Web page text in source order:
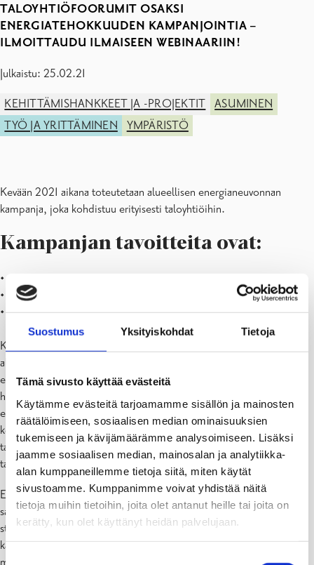
Suostumus Yksityiskohdat Tietoja
Tämä sivusto käyttää evästeitä
Käytämme evästeitä tarjoamamme sisällön ja mainosten
räätälöimiseen, sosiaalisen median ominaisuuksien
tukemiseen ja kävijämäärämme analysoimiseen. Lisäksi
jaamme sosiaalisen median, mainosalan ja analytiikka-
alan kumppaneillemme tietoja siitä, miten käytät
sivustoamme. Kumppanimme voivat yhdistää näitä
tietoja muihin tietoihin, joita olet antanut heille tai joita on
kerätty, kun olet käyttänyt heidän palvelujaan.
Suostumuksen
TALOYHTIÖFOORUMIT OSAKSI
ENERGIATEHOKKUUDEN KAMPANJOINTIA –
ILMOITTAUDU ILMAISEEN WEBINAARIIN!
Julkaistu: 25.02.21
KEHITTÄMISHANKKEET JA -PROJEKTIT
ASUMINEN
TYÖ JA YRITTÄMINEN
YMPÄRISTÖ
Kevään 2021 aikana toteutetaan alueellisen energianeuvonnan
kampanja, joka kohdistuu erityisesti taloyhtiöihin.
Kampanjan tavoitteita ovat:
• energiatehokkuuden ja uusiutuvan energian käytön edistäminen
• ohjaus suunnitelmalliseen kiinteistönpitoon
• energianäkökulman huomioiminen huolto- ja korjaustoimissa
Kampanjan ensimmäinen toimenpidekokonaisuus keskittyy
alueellisiin taloyhtiöfoorumeihin. Toiminnassa kootaan
energianeuvojan avustuksella yhteen naapuruston taloyhtiöiden
hallitukset, vaihdetaan kokemuksia energiatehokkuudesta sekä
edesautetaan aktiivista yhteistyötä kiinteistöjen ja alueen
kehittämiseksi. Taloyhtiöt päättävät osallistumisestaan foorumin
tapaamisiin itsenäisesti, eivätkä sitoudu mihinkään osallistuessaan
tapaamisiin.
Energiatehokkuustoimien miettiminen yhdessä lähialueen
samankaltaisten taloyhtiöiden kanssa on taloyhtiöille paitsi
strategisesti järkevää ja taloudellisesti kannattavaa kiinteistönpidon
kannalta. Parhaimmillaan alueelliset Taloyhtiöfoorumit tarjoavat
mahdollisuuksia pienentää taloyhtiöiden energiakustannuksia,